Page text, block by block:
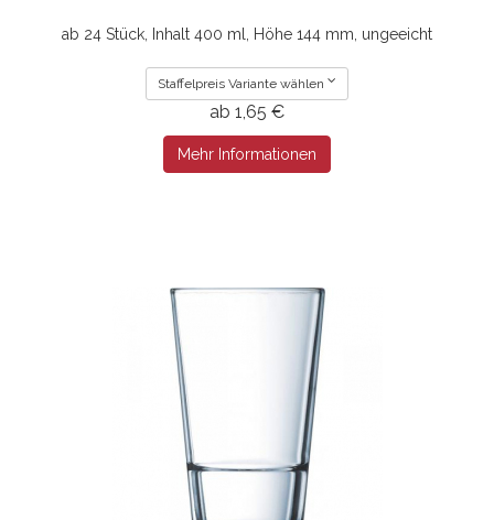
ab 24 Stück, Inhalt 400 ml, Höhe 144 mm, ungeeicht
Staffelpreis Variante wählen
ab 1,65 €
Mehr Informationen